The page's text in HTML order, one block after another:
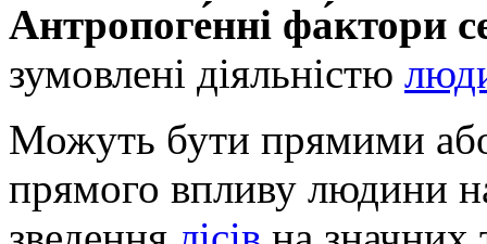
Антропоге́нні фа́ктори
зумовлені діяльністю
Можуть бути прямими
прямого впливу людини